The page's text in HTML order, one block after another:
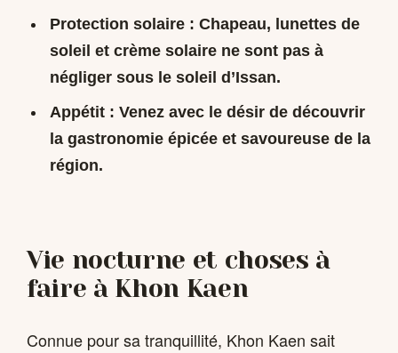
Protection solaire : Chapeau, lunettes de
soleil et crème solaire ne sont pas à
négliger sous le soleil d’Issan.
Appétit : Venez avec le désir de découvrir
la gastronomie épicée et savoureuse de la
région.
Vie nocturne et choses à
faire à Khon Kaen
Connue pour sa tranquillité, Khon Kaen sait